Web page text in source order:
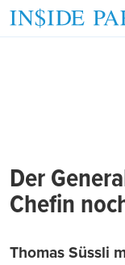
Der
Chefin
Thomas Süssli